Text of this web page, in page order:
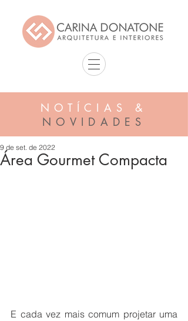
NOTÍCIAS &
NOVIDADES
Área Gourmet Compacta
9 de set. de 2022
E cada vez mais comum projetar uma